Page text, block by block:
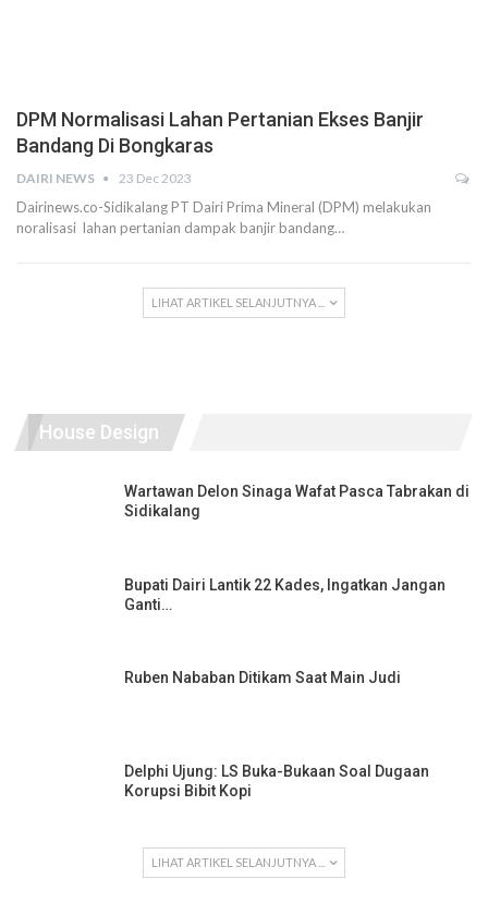
DPM Normalisasi Lahan Pertanian Ekses Banjir
Bandang Di Bongkaras
DAIRI NEWS 23 Dec 2023
Dairinews.co-Sidikalang PT Dairi Prima Mineral (DPM) melakukan
noralisasi lahan pertanian dampak banjir bandang…
LIHAT ARTIKEL SELANJUTNYA ...
House Design
Wartawan Delon Sinaga Wafat Pasca Tabrakan di
Sidikalang
Bupati Dairi Lantik 22 Kades, Ingatkan Jangan
Ganti…
Ruben Nababan Ditikam Saat Main Judi
Delphi Ujung: LS Buka-Bukaan Soal Dugaan
Korupsi Bibit Kopi
LIHAT ARTIKEL SELANJUTNYA ...